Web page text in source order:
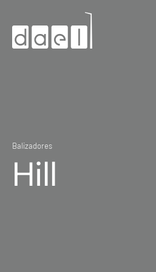
Balizadores
Hill